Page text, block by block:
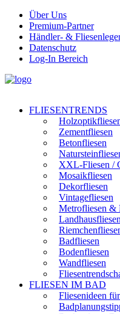
Über Uns
Premium-Partner
Händler- &
Datenschutz
Log-In Bereich
FLIESENTRENDS
Zementfliesen
Betonfliesen
XXL-Fliesen /
Mosaikfliesen
Dekorfliesen
Vintagefliesen
Metrofliesen &
Landhausfliesen
Badfliesen
Bodenfliesen
Wandfliesen
FLIESEN IM BAD
Fliesenideen